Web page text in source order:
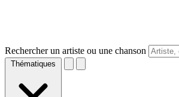
Rechercher un artiste ou une chanson
Thématiques